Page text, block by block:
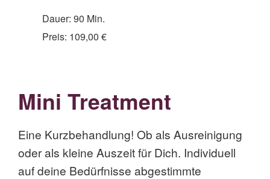
Dauer: 90 Min.
Preis: 109,00 €
Mini Treatment
Eine Kurzbehandlung! Ob als Ausreinigung
oder als kleine Auszeit für Dich. Individuell
auf deine Bedürfnisse abgestimmte